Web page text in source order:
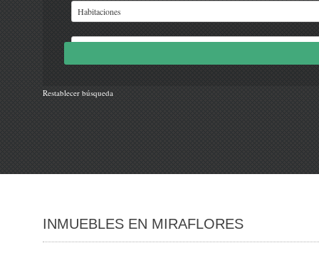
Restablecer búsqueda
INMUEBLES EN MIRAFLORES